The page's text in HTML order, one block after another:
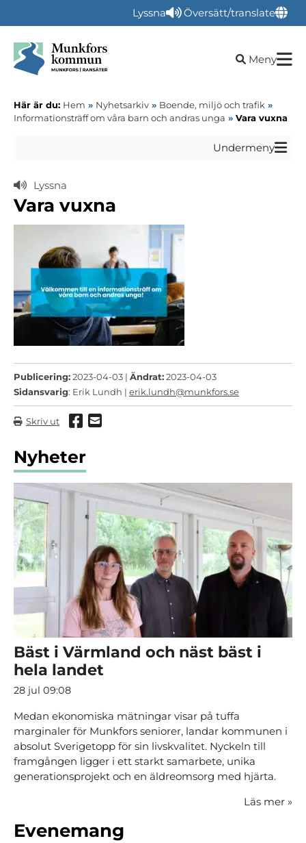
Lyssna Översätt/translate
Öppna
Meny
Här är du: Hem » Nyhetsarkiv » Boende, miljö och trafik »
Informationsträff om våra barn och andras unga » Vara vuxna
Undermeny
Lyssna
Vara vuxna
Publicering:2023-04-03 | Ändrat:2023-04-03
Sidansvarig: Erik Lundh | erik.lundh@munkfors.se
Skriv ut Dela via Facebook
Dela via mail
Nyheter
Bäst i Värmland och näst bäst i
hela landet
28 jul 09:08
Medan ekonomiska mätningar visar på tuffa
marginaler för Munkfors seniorer, landar kommunen i
absolut Sverigetopp för sin livskvalitet. Nyckeln till
framgången ligger i ett starkt samarbete, unika
generationsprojekt och en äldreomsorg med hjärta.
Läs mer »
Evenemang